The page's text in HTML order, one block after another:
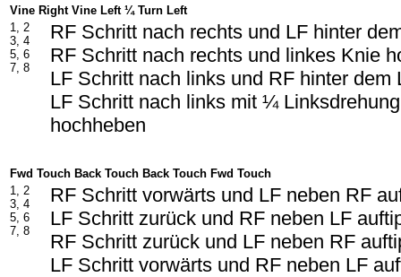
Vine Right Vine Left ¼ Turn Left
1, 2
3, 4
5, 6
7, 8
RF Schritt nach rechts und LF hinter
RF Schritt nach rechts und linkes Knie
LF Schritt nach links und RF hinter dem
LF Schritt nach links mit ¼
hochheben
Fwd Touch Back Touch Back Touch Fwd Touch
1, 2
3, 4
5, 6
7, 8
RF Schritt vorwärts und LF neben RF
LF Schritt zurück und RF neben LF
RF Schritt zurück und LF neben RF
LF Schritt vorwärts und RF neben LF